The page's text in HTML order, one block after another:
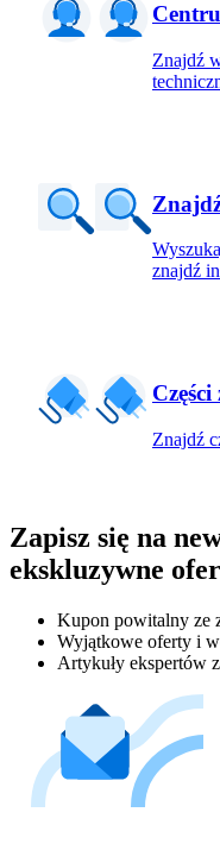
Znajdź
znajdź
Znajdź
Zapisz się na
ekskluzywne
Kupon powitalny ze
Wyjątkowe oferty i
Artykuły ekspertów